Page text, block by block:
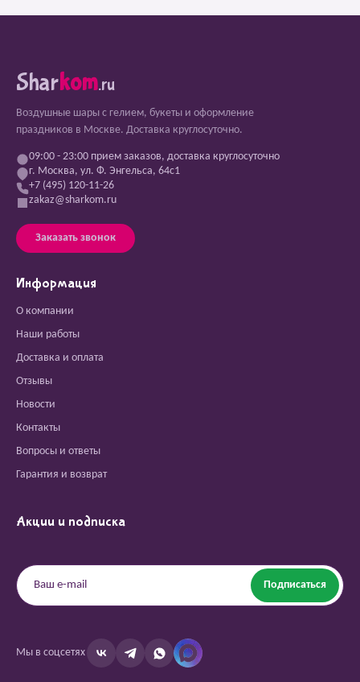
Sharkom.ru
Воздушные шары с гелием, букеты и оформление
праздников в Москве. Доставка круглосуточно.
09:00 - 23:00 прием заказов, доставка круглосуточно
г. Москва, ул. Ф. Энгельса, 64с1
+7 (495) 120-11-26
zakaz@sharkom.ru
Заказать звонок
Информация
О компании
Наши работы
Доставка и оплата
Отзывы
Новости
Контакты
Вопросы и ответы
Гарантия и возврат
Акции и подписка
Подписаться
Мы в соцсетях